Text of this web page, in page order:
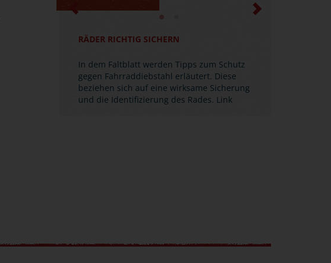
RÄDER RICHTIG SICHERN
In dem Faltblatt werden Tipps zum Schutz
gegen Fahrraddiebstahl erläutert. Diese
beziehen sich auf eine wirksame Sicherung
und die Identifizierung des Rades. Link
Previous Next